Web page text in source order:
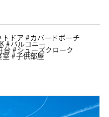
トドア
カバードポーチ
バルコニー
台
シューズクローク
室 子供部屋